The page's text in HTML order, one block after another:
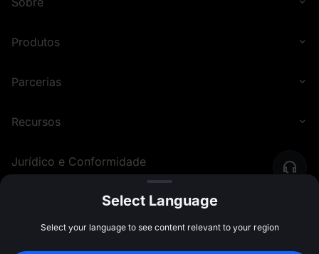
Produtos
Parcerias
Recursos
Jurídico e Conformidade
©2026 MEXC.COM
Select Language
Select your language to see content relevant to your region